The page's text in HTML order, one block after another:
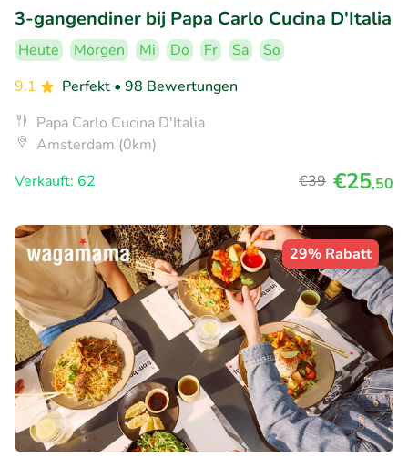
3-gangendiner bij Papa Carlo Cucina D'Italia
Heute Morgen Mi Do Fr Sa
So
9.1
Perfekt • 98 Bewertungen
Papa Carlo Cucina D'Italia
Amsterdam (0km)
Verkauft: 62
€39 €25,50
29% Rabatt